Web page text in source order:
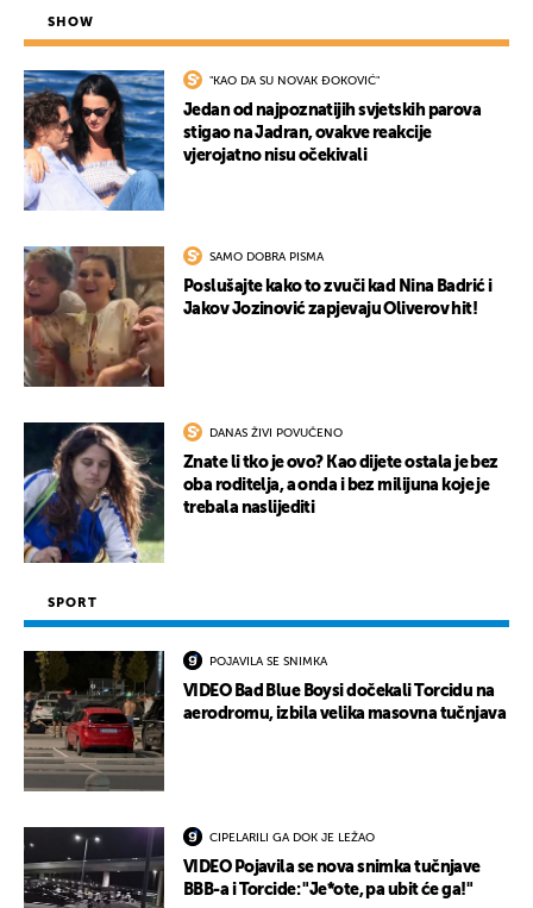
SHOW
"KAO DA SU NOVAK ĐOKOVIĆ"
Jedan od najpoznatijih svjetskih parova
stigao na Jadran, ovakve reakcije
vjerojatno nisu očekivali
SAMO DOBRA PISMA
Poslušajte kako to zvuči kad Nina Badrić i
Jakov Jozinović zapjevaju Oliverov hit!
DANAS ŽIVI POVUČENO
Znate li tko je ovo? Kao dijete ostala je bez
oba roditelja, a onda i bez milijuna koje je
trebala naslijediti
SPORT
POJAVILA SE SNIMKA
VIDEO Bad Blue Boysi dočekali Torcidu na
aerodromu, izbila velika masovna tučnjava
CIPELARILI GA DOK JE LEŽAO
VIDEO Pojavila se nova snimka tučnjave
BBB-a i Torcide: "Je*ote, pa ubit će ga!"